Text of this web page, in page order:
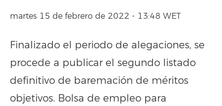
martes 15 de febrero de 2022 - 13:48 WET
Finalizado el periodo de alegaciones, se
procede a publicar el segundo listado
definitivo de baremación de méritos
objetivos. Bolsa de empleo para